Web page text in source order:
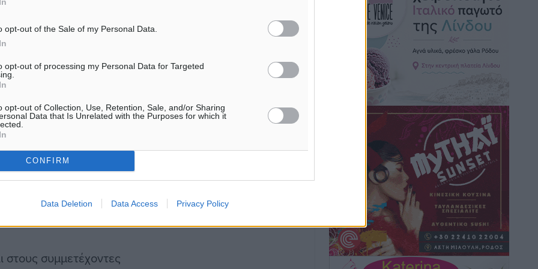
opt-out of the Sale of my Personal Data.
opt-out of processing my Personal Data for Targeted
opt-out of Collection, Use, Retention, Sale, and/or Sharing
Data that Is Unrelated with the Purposes for which it
CONFIRM
Data Deletion Data Access Privacy Policy
The American
ΠΕΚΕΣ
Δράσης ‘’Ο μικρός
και Σταδιοδρομίας
στους συμμετέχοντες
Τοπικές Ειδήσεις πριν 2 ώρες
Iατρικός Σύλλογος Ροδου προς Α.
Γεωργιάδη: Στρατηγικές Προτάσεις για
την Ενίσχυση της Δημόσιας Υγείας στη
Νησιωτική Ελλάδα και στα
Τοπικές Ειδήσεις• πριν 2 ώρες
Πάνθηρες: Ξεκίνησαν αισιόδοξοι για
την παρθενική “πτήση” τους
Αθλητικά• πριν 3 ώρες
Άρης Αρχαγγέλου: Στο πλευρό του
άτυχου Ιάκωβου Θωμά
Αθλητικά• πριν 3 ώρες